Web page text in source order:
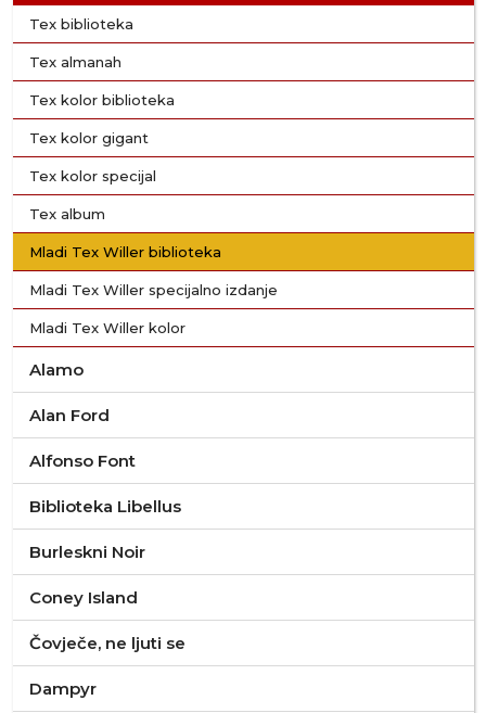
Tex biblioteka
Tex almanah
Tex kolor biblioteka
Tex kolor gigant
Tex kolor specijal
Tex album
Mladi Tex Willer biblioteka
Mladi Tex Willer specijalno izdanje
Mladi Tex Willer kolor
Alamo
Alan Ford
Alfonso Font
Biblioteka Libellus
Burleskni Noir
Coney Island
Čovječe, ne ljuti se
Dampyr